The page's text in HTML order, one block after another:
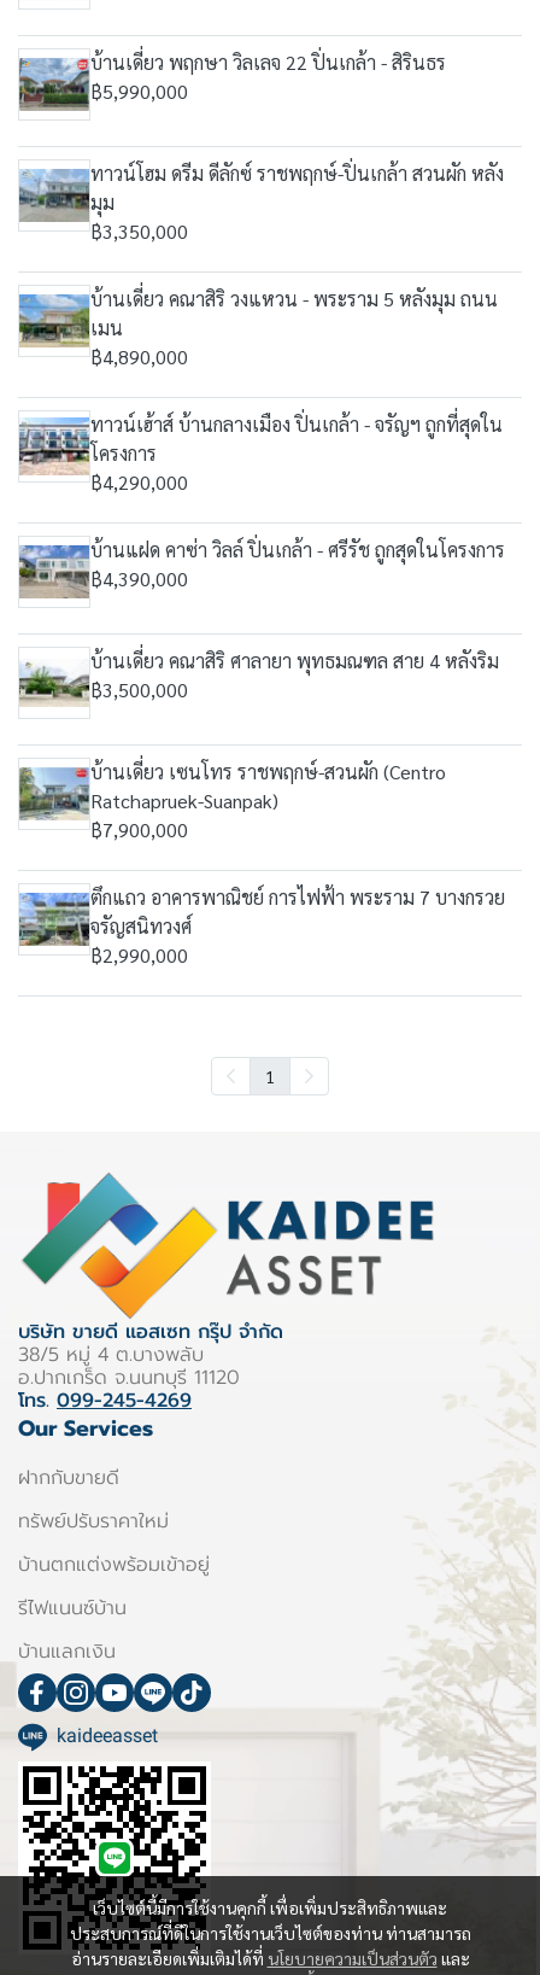
บ้านเดี่ยว พฤกษา วิลเลจ 22 ปิ่นเกล้า - สิรินธร
฿5,990,000
ทาวน์โฮม ดรีม ดีลักซ์ ราชพฤกษ์-ปิ่นเกล้า สวนผัก หลัง
มุม
฿3,350,000
บ้านเดี่ยว คณาสิริ วงแหวน - พระราม 5 หลังมุม ถนน
เมน
฿4,890,000
ทาวน์เฮ้าส์ บ้านกลางเมือง ปิ่นเกล้า - จรัญฯ ถูกที่สุดใน
โครงการ
฿4,290,000
บ้านแฝด คาซ่า วิลล์ ปิ่นเกล้า - ศรีรัช ถูกสุดในโครงการ
฿4,390,000
บ้านเดี่ยว คณาสิริ ศาลายา พุทธมณฑล สาย 4 หลังริม
฿3,500,000
บ้านเดี่ยว เซนโทร ราชพฤกษ์-สวนผัก (Centro
Ratchapruek-Suanpak)
฿7,900,000
ตึกแถว อาคารพาณิชย์ การไฟฟ้า พระราม 7 บางกรวย
จรัญสนิทวงศ์
฿2,990,000
1
เว็บไซต์นี้มีการใช้งานคุกกี้ เพื่อเพิ่มประสิทธิภาพและ
ประสบการณ์ที่ดีในการใช้งานเว็บไซต์ของท่าน ท่านสามารถ
อ่านรายละเอียดเพิ่มเติมได้ที่ นโยบายความเป็นส่วนตัว และ
บริษัท ขายดี แอสเซท กรุ๊ป จำกัด
38/5 หมู่ 4 ต.บางพลับ
อ.ปากเกร็ด จ.นนทบุรี 11120
โทร. 099-245-4269
Our Services
ฝากกับขายดี
ทรัพย์ปรับราคาใหม่
บ้านตกแต่งพร้อมเข้าอยู่
รีไฟแนนซ์บ้าน
บ้านแลกเงิน
kaideeasset